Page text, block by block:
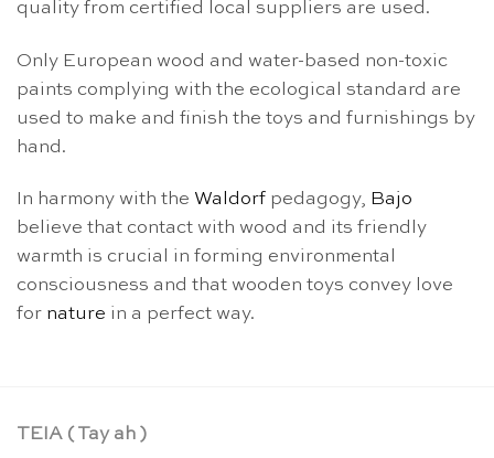
quality from certified local suppliers are used.
Only European wood and water-based non-toxic
paints complying with the ecological standard are
used to make and finish the toys and furnishings by
hand.
In harmony with the Waldorf pedagogy, Bajo
believe that contact with wood and its friendly
warmth is crucial in forming environmental
consciousness and that wooden toys convey love
for nature in a perfect way.
TEIA ( Tay ah )